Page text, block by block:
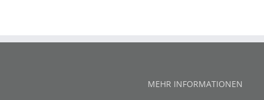
MEHR INFORMATIONEN